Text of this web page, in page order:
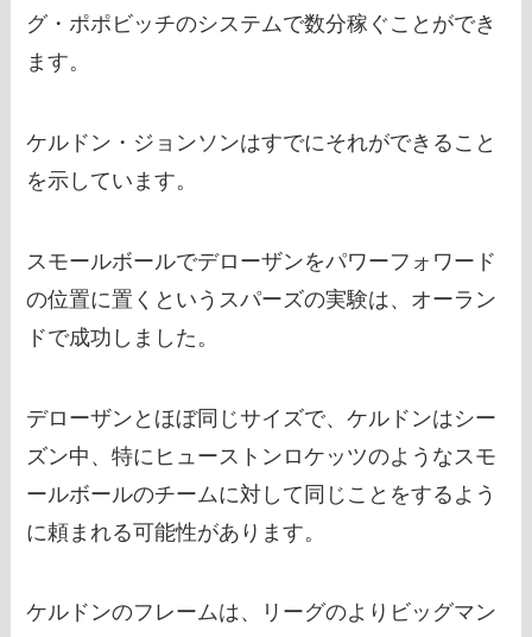
グ・ポポビッチのシステムで数分稼ぐことができ
ます。
ケルドン・ジョンソンはすでにそれができること
を示しています。
スモールボールでデローザンをパワーフォワード
の位置に置くというスパーズの実験は、オーラン
ドで成功しました。
デローザンとほぼ同じサイズで、ケルドンはシー
ズン中、特にヒューストンロケッツのようなスモ
ールボールのチームに対して同じことをするよう
に頼まれる可能性があります。
ケルドンのフレームは、リーグのよりビッグマン